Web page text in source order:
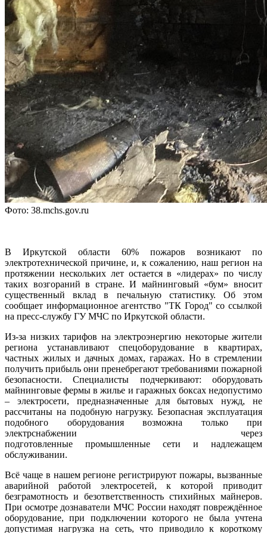
Фото: 38.mchs.gov.ru
В Иркутской области 60% пожаров возникают по
электротехнической причине, и, к сожалению, наш регион на
протяжении нескольких лет остается в «лидерах» по числу
таких возгораний в стране. И майнинговый «бум» вносит
существенный вклад в печальную статистику. Об этом
сообщает информационное агентство "ТК Город" со ссылкой
на пресс-службу ГУ МЧС по Иркутской области.
Из-за низких тарифов на электроэнергию некоторые жители
региона устанавливают спецоборудование в квартирах,
частных жилых и дачных домах, гаражах. Но в стремлении
получить прибыль они пренебрегают требованиями пожарной
безопасности. Специалисты подчеркивают: оборудовать
майнинговые фермы в жилье и гаражных боксах недопустимо
– электросети, предназначенные для бытовых нужд, не
рассчитаны на подобную нагрузку. Безопасная эксплуатация
подобного оборудования возможна только при
электрснабжении через
подготовленные промышленные сети и надлежащем
обслуживании.
Всё чаще в нашем регионе регистрируют пожары, вызванные
аварийной работой электросетей, к которой приводит
безграмотность и безответственность стихийных майнеров.
При осмотре дознаватели МЧС России находят повреждённое
оборудование, при подключении которого не была учтена
допустимая нагрузка на сеть, что приводило к короткому